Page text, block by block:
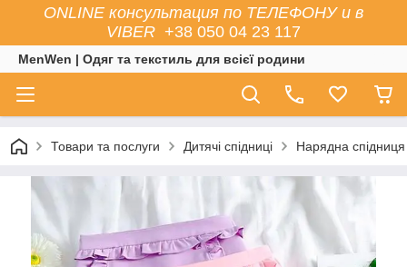
ONLINE консультация по ТЕЛЕФОНУ и в
VIBER +38 050 04 23 117
MenWen | Одяг та текстиль для всієї родини
Товари та послуги Дитячі спідниці Нарядна спідниця